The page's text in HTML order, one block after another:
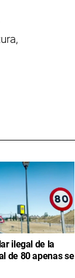
ilegal de la
de 80 apenas se